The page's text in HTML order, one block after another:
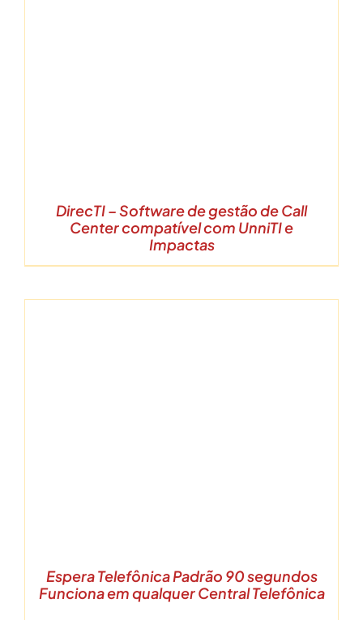
DirecTI – Software de gestão de Call
Center compatível com UnniTI e
Impactas
Espera Telefônica Padrão 90 segundos
Funciona em qualquer Central Telefônica